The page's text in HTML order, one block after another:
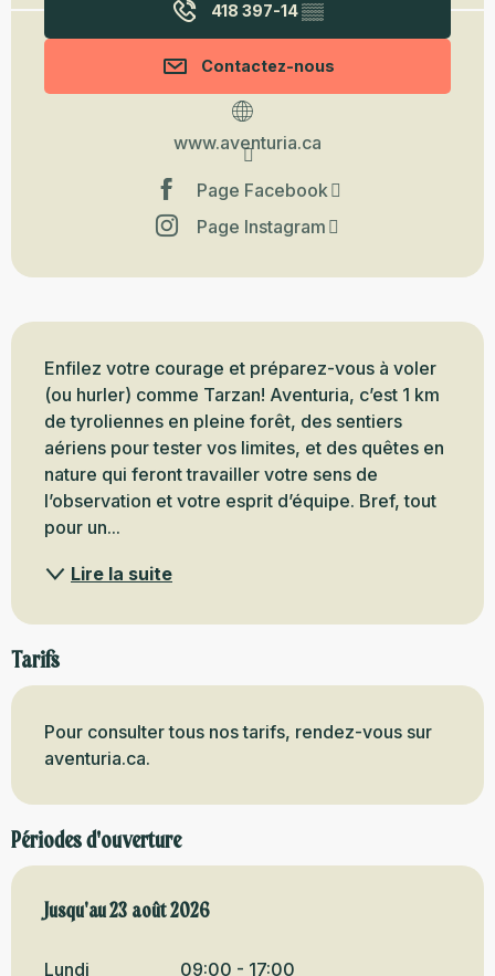
418 397-14▒▒
Contactez-nous
www.aventuria.ca
Page Facebook
Page Instagram
Description
Enfilez votre courage et préparez-vous à voler
(ou hurler) comme Tarzan! Aventuria, c’est 1 km
de tyroliennes en pleine forêt, des sentiers
aériens pour tester vos limites, et des quêtes en
nature qui feront travailler votre sens de
l’observation et votre esprit d’équipe. Bref, tout
pour un...
Lire la suite
Tarifs
Pour consulter tous nos tarifs, rendez-vous sur
aventuria.ca.
Périodes d'ouverture
Du25 juin 2026au23 août 2026
Jusqu'au23 août 2026
Lundi 09:00 - 17:00